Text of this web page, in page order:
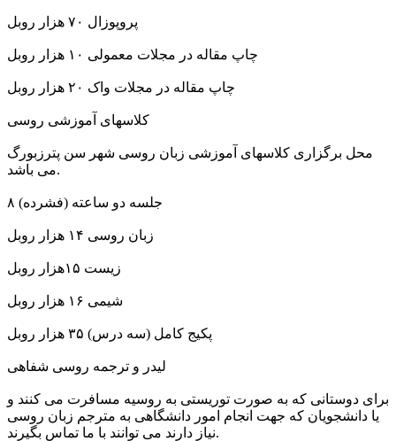
پروپوزال ۷۰ هزار روبل
چاپ مقاله در مجلات معمولی ۱۰ هزار روبل
چاپ مقاله در مجلات واک ۲۰ هزار روبل
کلاسهای آموزشی روسی
محل برگزاری کلاسهای آموزشی زبان روسی شهر سن پترزبورگ
می باشد.
۸ جلسه دو ساعته (فشرده)
زبان روسی ۱۴ هزار روبل
زیست ۱۵هزار روبل
شیمی ۱۶ هزار روبل
پکیج کامل (سه درس) ۳۵ هزار روبل
لیدر و ترجمه روسی شفاهی
برای دوستانی که به صورت توریستی به روسیه مسافرت می کنند و
یا دانشجویان که جهت انجام امور دانشگاهی به مترجم زبان روسی
نیاز دارند می توانند با ما تماس بگیرند.